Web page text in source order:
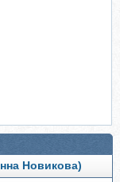
Новикова)